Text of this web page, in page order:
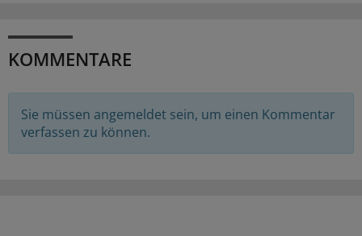
KOMMENTARE
Sie müssen angemeldet sein, um einen Kommentar
verfassen zu können.